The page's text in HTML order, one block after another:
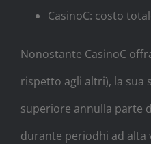
CasinoC: costo
Nonostante CasinoC
rispetto agli altri), la sua
superiore annulla parte
durante periodhi ad alta